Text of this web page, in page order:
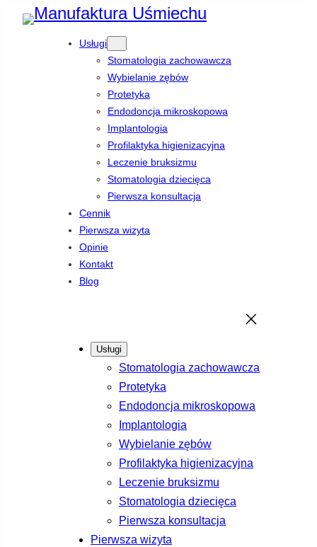
Przejdź
Usługi
Stomatologia zachowawcza
Wybielanie zębów
Protetyka
Endodoncja mikroskopowa
Implantologia
Profilaktyka higienizacyjna
Leczenie bruksizmu
Stomatologia dziecięca
Pierwsza konsultacja
Cennik
Pierwsza wizyta
Opinie
Kontakt
Blog
Usługi
Stomatologia zachowawcza
Protetyka
Endodoncja mikroskopowa
Implantologia
Wybielanie zębów
Profilaktyka higienizacyjna
Leczenie bruksizmu
Stomatologia dziecięca
Pierwsza konsultacja
Pierwsza wizyta